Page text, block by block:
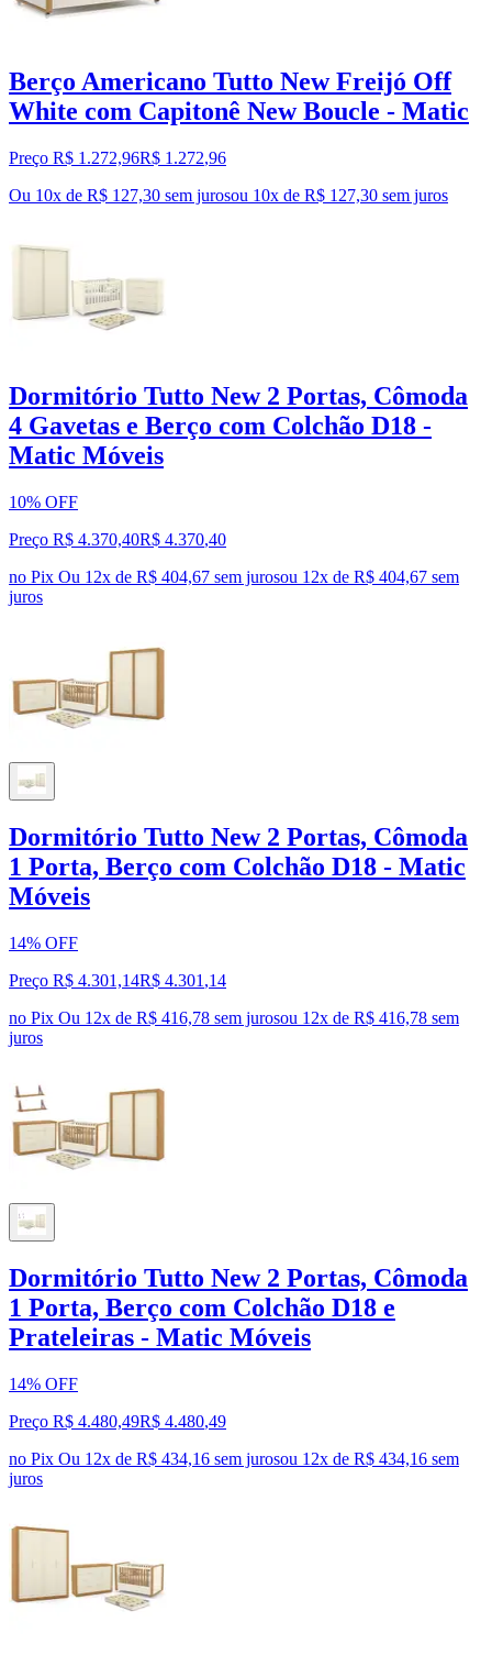
Berço Americano Tutto New Freijó Off
White com Capitonê New Boucle - Matic
Preço R$ 1.272,96R$ 1.272,96
Ou 10x de R$ 127,30 sem jurosou 10x de R$ 127,30 sem juros
Dormitório Tutto New 2 Portas, Cômoda
4 Gavetas e Berço com Colchão D18 -
Matic Móveis
10% OFF
Preço R$ 4.370,40R$ 4.370,40
no Pix Ou 12x de R$ 404,67 sem jurosou 12x de R$ 404,67 sem
juros
Dormitório Tutto New 2 Portas, Cômoda
1 Porta, Berço com Colchão D18 - Matic
Móveis
14% OFF
Preço R$ 4.301,14R$ 4.301 ,14
no Pix Ou 12x de R$ 416,78 sem jurosou 12x de R$ 416,78 sem
juros
Dormitório Tutto New 2 Portas, Cômoda
1 Porta, Berço com Colchão D18 e
Prateleiras - Matic Móveis
14% OFF
Preço R$ 4.480,49R$ 4.480,49
no Pix Ou 12x de R$ 434,16 sem jurosou 12x de R$ 434,16 sem
juros